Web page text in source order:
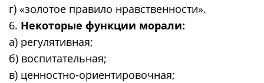
г) «золотое правило нравственности».
6. Некоторые функции морали:
а) регулятивная;
б) воспитательная;
в) ценностно-ориентировочная;